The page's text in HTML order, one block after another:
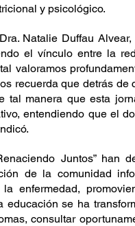
y psicológico.
Natalie Duffau
el vínculo entre la
valoramos
recuerda que detrás de
tal manera que esta
entendiendo que el
Juntos” han
de la comunidad
enfermedad,
educación se ha
consultar